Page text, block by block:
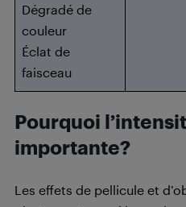
Dégradé de
couleur
Éclat de
faisceau
Pourquoi
importante?
Les effets de pellicule et